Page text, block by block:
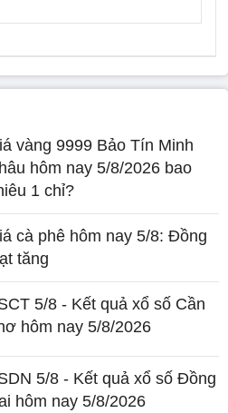
vàng 9999 Bảo Tín Minh
hôm nay 5/8/2026 bao
1 chỉ?
cà phê hôm nay 5/8: Đồng
tăng
5/8 - Kết quả xổ số Cần
hôm nay 5/8/2026
5/8 - Kết quả xổ số Đồng
hôm nay 5/8/2026